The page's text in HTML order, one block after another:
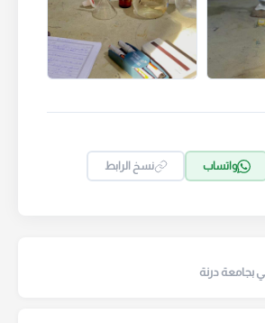
واتساب نسخ الرابط
بجامعة درنة